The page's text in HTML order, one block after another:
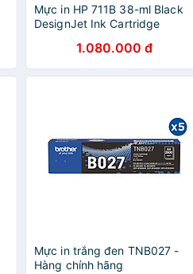
Mực in HP 711B 38-ml Black
DesignJet Ink Cartridge
CZ129A - Hàng chính hãng
1.080.000 đ
Mực in trắng đen TNB027 -
Hàng chính hãng